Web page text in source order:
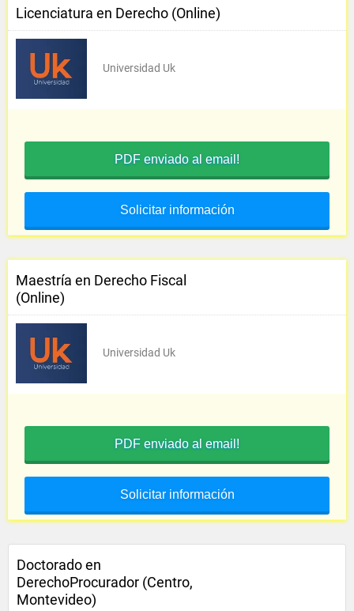
Licenciatura en Derecho (Online)
Universidad Uk
PDF enviado al email!
Solicitar información
Maestría en Derecho Fiscal
(Online)
Universidad Uk
PDF enviado al email!
Solicitar información
Doctorado en
DerechoProcurador (Centro,
Montevideo)